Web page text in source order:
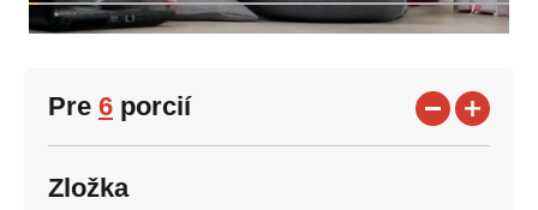
Pre 6 porcií
Zložka